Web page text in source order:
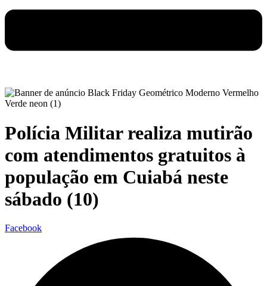
Polícia Militar realiza mutirão
com atendimentos gratuitos à
população em Cuiabá neste
sábado (10)
Facebook